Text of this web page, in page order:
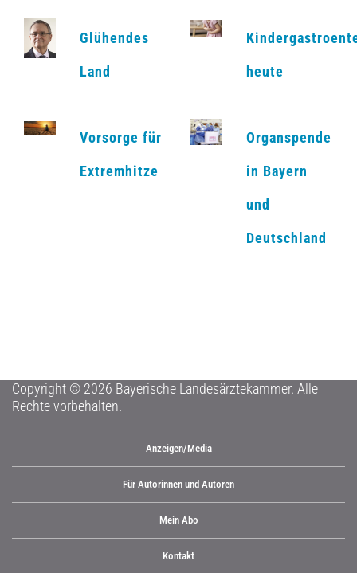
Glühendes
Land
heute
Vorsorge für
Extremhitze
Organspende
in Bayern
und
Deutschland
Copyright © 2026 Bayerische Landesärztekammer. Alle
Rechte vorbehalten.
Anzeigen/Media
Für Autorinnen und Autoren
Mein Abo
Kontakt